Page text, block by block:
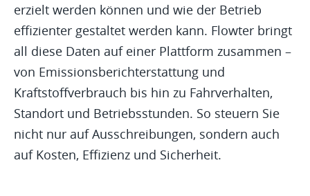
erzielt werden können und wie der Betrieb
effizienter gestaltet werden kann. Flowter bringt
all diese Daten auf einer Plattform zusammen –
von Emissionsberichterstattung und
Kraftstoffverbrauch bis hin zu Fahrverhalten,
Standort und Betriebsstunden. So steuern Sie
nicht nur auf Ausschreibungen, sondern auch
auf Kosten, Effizienz und Sicherheit.